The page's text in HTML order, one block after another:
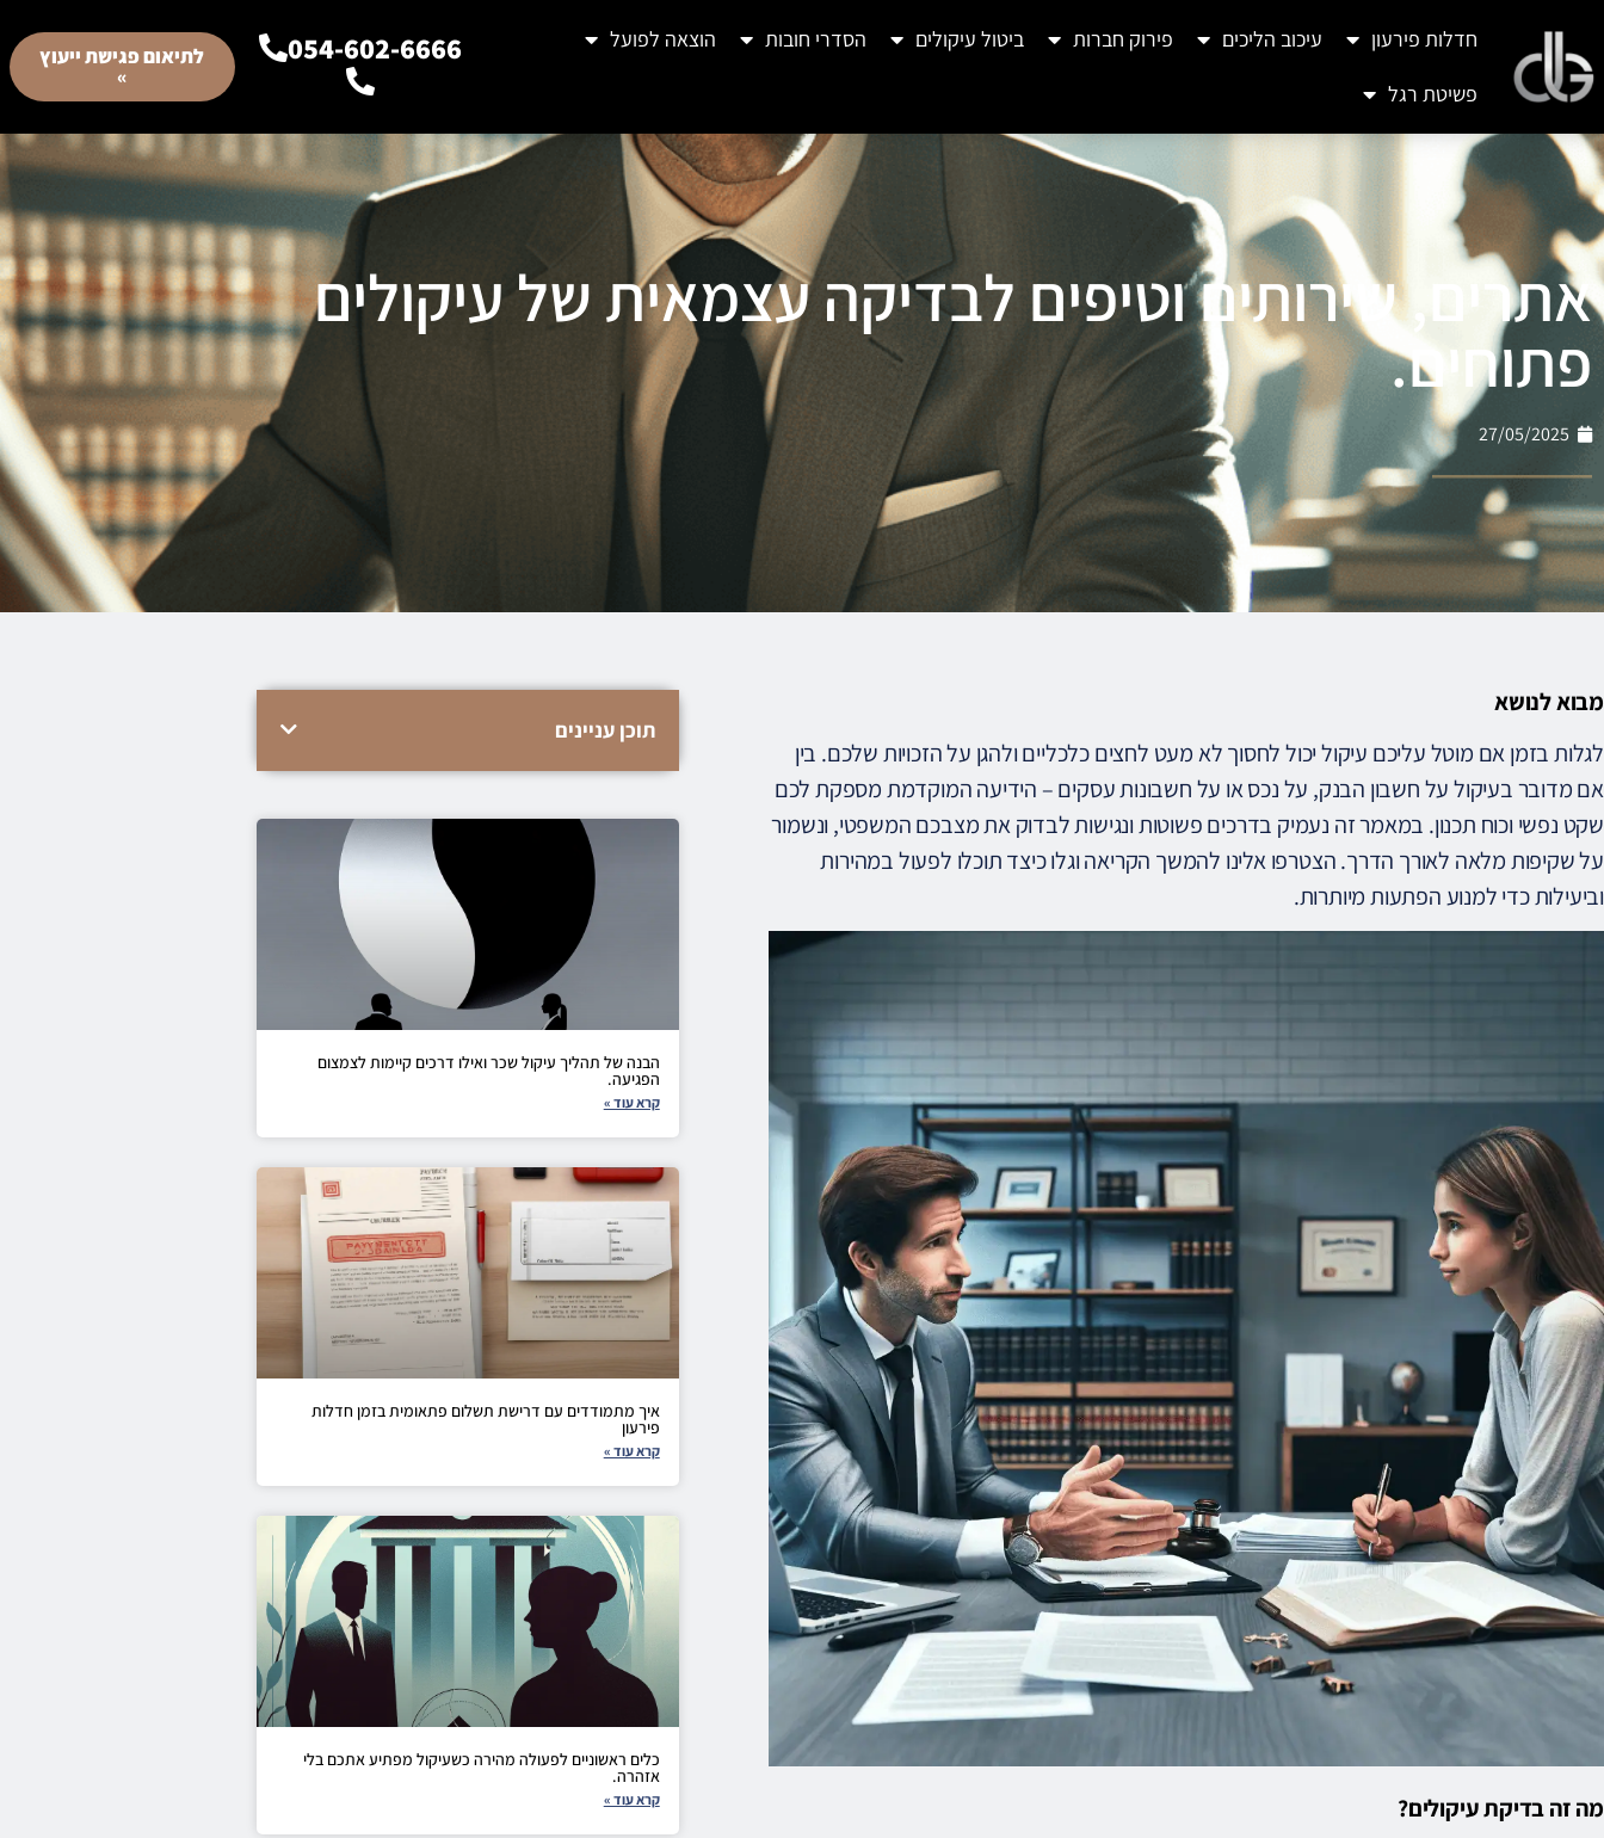
חדלות פירעון עיכוב הליכים פירוק חברות ביטול עיקולים הסדרי חובות
הוצאה לפועל
פשיטת רגל
054-602-6666 לתיאום פגישת ייעוץ
»
אתרים, שירותים וטיפים לבדיקה עצמאית של עיקולים
פתוחים.
27/05/2025
מבוא לנושא
לגלות בזמן אם מוטל עליכם עיקול יכול לחסוך לא מעט לחצים כלכליים ולהגן על הזכויות שלכם. בין
אם מדובר בעיקול על חשבון הבנק, על נכס או על חשבונות עסקים – הידיעה המוקדמת מספקת לכם
שקט נפשי וכוח תכנון. במאמר זה נעמיק בדרכים פשוטות ונגישות לבדוק את מצבכם המשפטי, ונשמור
על שקיפות מלאה לאורך הדרך. הצטרפו אלינו להמשך הקריאה וגלו כיצד תוכלו לפעול במהירות
וביעילות כדי למנוע הפתעות מיותרות.
מה זה בדיקת עיקולים?
תוכן עניינים
הבנה של תהליך עיקול שכר ואילו דרכים קיימות לצמצום
הפגיעה.
קרא עוד »
איך מתמודדים עם דרישת תשלום פתאומית בזמן חדלות
פירעון
קרא עוד »
כלים ראשוניים לפעולה מהירה כשעיקול מפתיע אתכם בלי
אזהרה.
קרא עוד »